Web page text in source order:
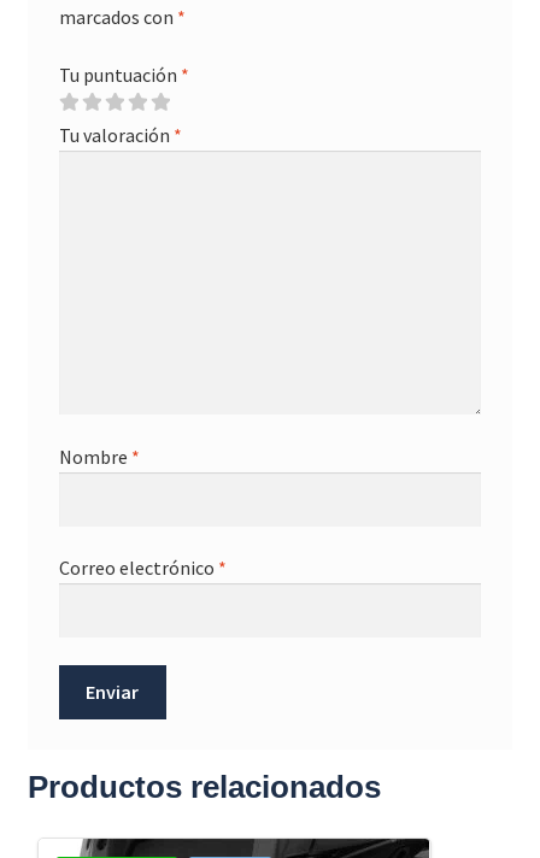
marcados con *
Tu puntuación *
Tu valoración *
Nombre *
Correo electrónico *
Productos relacionados